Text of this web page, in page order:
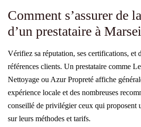
Comment s’assurer de
d’un prestataire à
Vérifiez sa réputation, ses certifications, et
références clients. Un prestataire comme
Nettoyage ou Azur Propreté affiche
expérience locale et des nombreuses
conseillé de privilégier ceux qui proposent
sur leurs méthodes et tarifs.